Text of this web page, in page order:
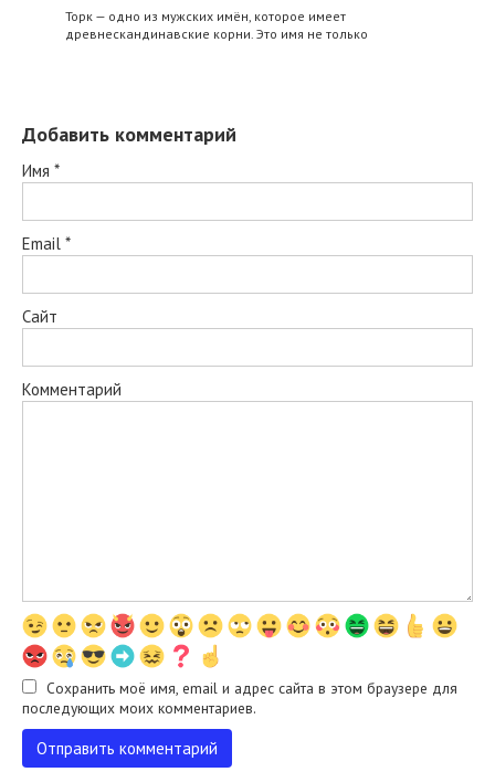
Торк — одно из мужских имён, которое имеет
древнескандинавские корни. Это имя не только
Добавить комментарий
Имя *
Email *
Сайт
Комментарий
Сохранить моё имя, email и адрес сайта в этом браузере для
последующих моих комментариев.